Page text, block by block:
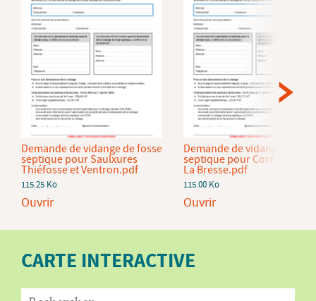
Demande de vidange de fosse
septique pour Saulxures
Thiéfosse et Ventron.pdf
115.25 Ko
Ouvrir
Demande de vidange de
septique pour Cornimont et
La Bresse.pdf
115.00 Ko
Ouvrir
CARTE INTERACTIVE